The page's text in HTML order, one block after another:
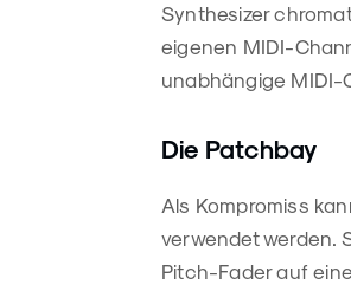
Synthesizer
eigenen MIDI-
unabhängige MIDI-
Die Patchbay
Als Kompromiss
verwendet werden.
Pitch-Fader auf